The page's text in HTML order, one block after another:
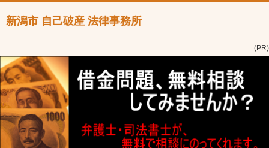
新潟市 自己破産 法律事務所
(PR)